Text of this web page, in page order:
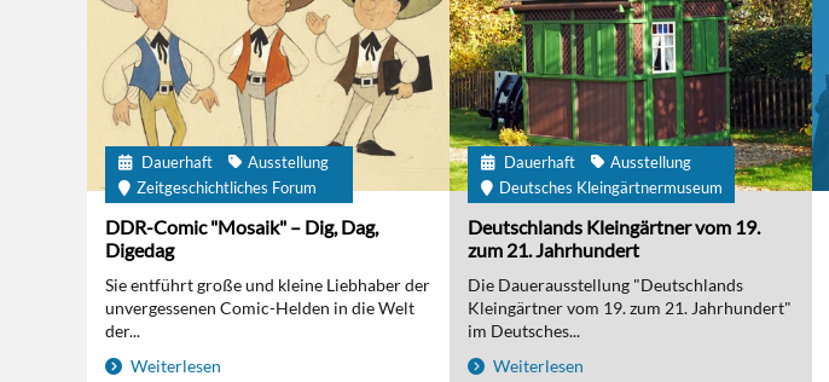
Dauerhaft
Ausstellung
Zeitgeschichtliches Forum
DDR-Comic "Mosaik" – Dig, Dag,
Digedag
Sie entführt große und kleine Liebhaber der
unvergessenen Comic-Helden in die Welt
der...
Weiterlesen
Dauerhaft
Ausstellung
Deutsches Kleingärtnermuseum
Deutschlands Kleingärtner vom 19.
zum 21. Jahrhundert
Die Dauerausstellung "Deutschlands
Kleingärtner vom 19. zum 21. Jahrhundert"
im Deutsches...
Weiterlesen